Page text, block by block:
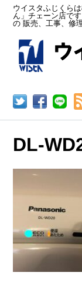
ウイスタふじくら
ん」チェーン店で
の 販売、工事、修
DL-